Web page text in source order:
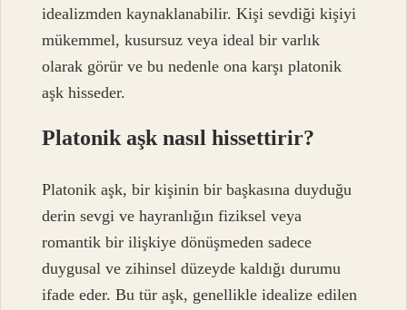
idealizmden kaynaklanabilir. Kişi sevdiği kişiyi
mükemmel, kusursuz veya ideal bir varlık
olarak görür ve bu nedenle ona karşı platonik
aşk hisseder.
Platonik aşk nasıl hissettirir?
Platonik aşk, bir kişinin bir başkasına duyduğu
derin sevgi ve hayranlığın fiziksel veya
romantik bir ilişkiye dönüşmeden sadece
duygusal ve zihinsel düzeyde kaldığı durumu
ifade eder. Bu tür aşk, genellikle idealize edilen